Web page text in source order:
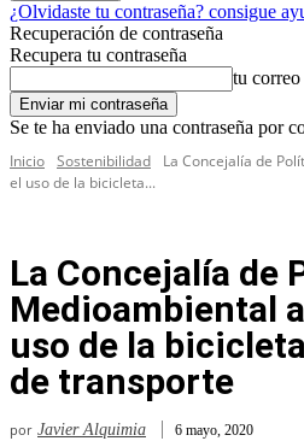
¿Olvidaste tu contraseña? consigue
Recuperación de contraseña
Recupera tu contraseña
tu
Se te ha enviado una contraseña por
Inicio Sostenibilidad
La Concejalía de
el uso de la bicicleta...
La Concejalía de
Medioambiental
uso de la
de transporte
por Javier Alquimia 6 mayo, 2020